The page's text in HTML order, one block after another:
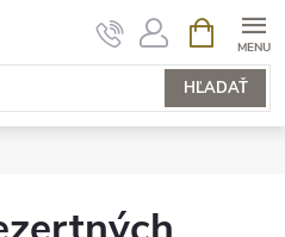
HĽADAŤ
KOŠÍK